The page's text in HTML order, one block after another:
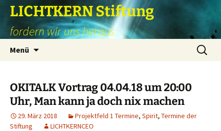
Zum
Inhalt
springen
LICHTKERN Stiftung
fordern wir uns heraus
Menü
Suchen
nach:
OKITALK Vortrag 04.04.18 um 20:00
Uhr, Man kann ja doch nix machen
29. März 2018 Projektfeld 1 Termine, Spirit, Termine der
Stiftung
LICHTKERNCEO